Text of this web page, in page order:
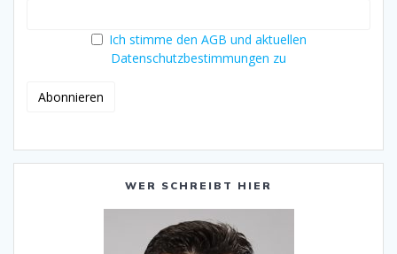
Ich stimme den AGB und aktuellen
Datenschutzbestimmungen zu
WER SCHREIBT HIER